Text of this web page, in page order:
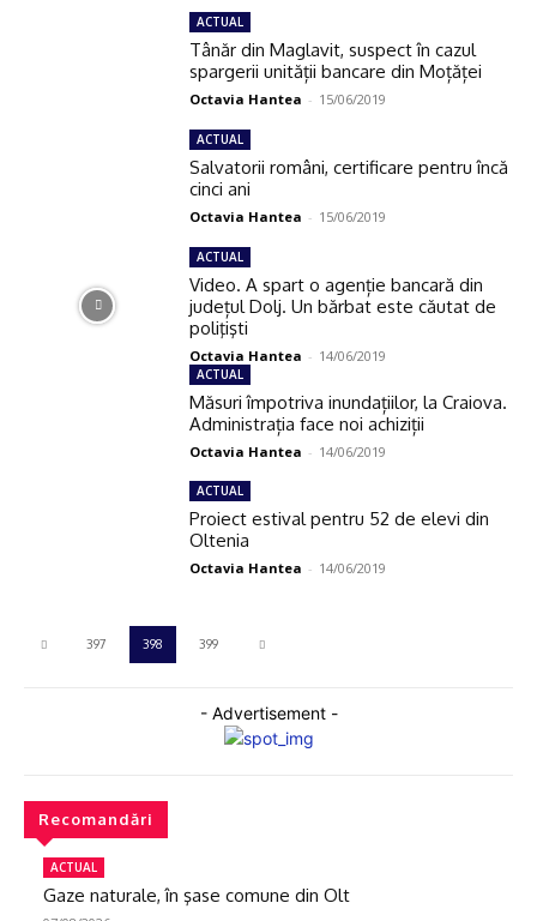
ACTUAL
Tânăr din Maglavit, suspect în cazul
spargerii unității bancare din Moțăței
Octavia Hantea - 15/06/2019
ACTUAL
Salvatorii români, certificare pentru încă
cinci ani
Octavia Hantea - 15/06/2019
ACTUAL
Video. A spart o agenție bancară din
județul Dolj. Un bărbat este căutat de
poliţişti
Octavia Hantea - 14/06/2019
ACTUAL
Măsuri împotriva inundațiilor, la Craiova.
Administrația face noi achiziții
Octavia Hantea - 14/06/2019
ACTUAL
Proiect estival pentru 52 de elevi din
Oltenia
Octavia Hantea - 14/06/2019
397 398 399
- Advertisement -
Recomandări
ACTUAL
Gaze naturale, în şase comune din Olt